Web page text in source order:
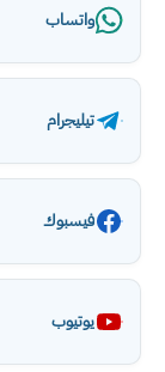
واتساب
تيليجرام
فيسبوك
يوتيوب